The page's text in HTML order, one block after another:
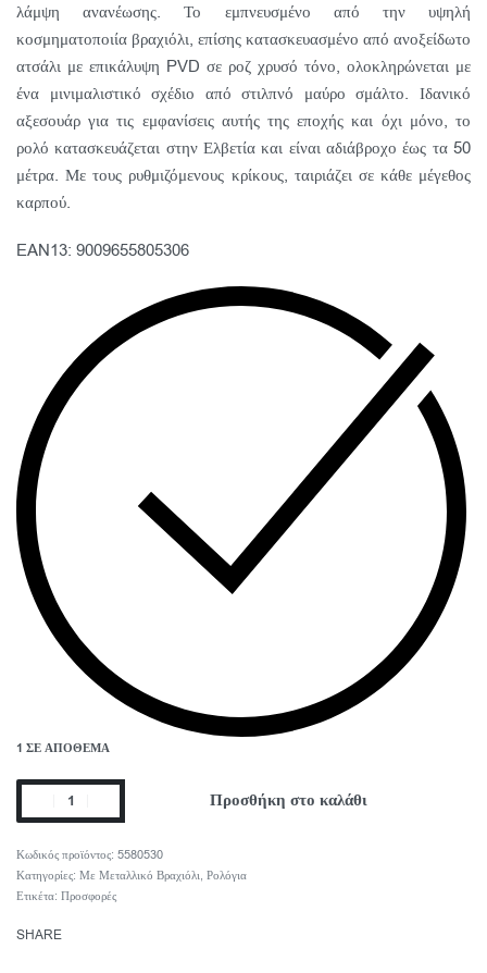
λάμψη ανανέωσης. Το εμπνευσμένο από την υψηλή
κοσμηματοποιία βραχιόλι, επίσης κατασκευασμένο από ανοξείδωτο
ατσάλι με επικάλυψη PVD σε ροζ χρυσό τόνο, ολοκληρώνεται με
ένα μινιμαλιστικό σχέδιο από στιλπνό μαύρο σμάλτο. Ιδανικό
αξεσουάρ για τις εμφανίσεις αυτής της εποχής και όχι μόνο, το
ρολό κατασκευάζεται στην Ελβετία και είναι αδιάβροχο έως τα 50
μέτρα. Με τους ρυθμιζόμενους κρίκους, ταιριάζει σε κάθε μέγεθος
καρπού.
EAN13: 9009655805306
1 ΣΕ ΑΠΌΘΕΜΑ
Προσθήκη στο καλάθι
5580530
Κατηγορίες: Με Μεταλλικό Βραχιόλι, Ρολόγια
Ετικέτα: Προσφορές
SHARE